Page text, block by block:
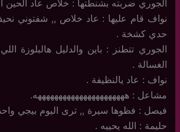
الجوري ضربته بشنطتها : خلاص عاد الحين
نواف قام عليها : عاد خلاص ,, شفتوني
حدي كشخة .
الجوري تتطنز : باين والدليل هالبلوزة
الغسالة .
نواف : عاد يالنظيفة .
مشاعل : ههههههههههههههههههههههه.
فيصل : فظوها سيرة ,, ترى اليوم بيجي
حليمة : الله يحييه .